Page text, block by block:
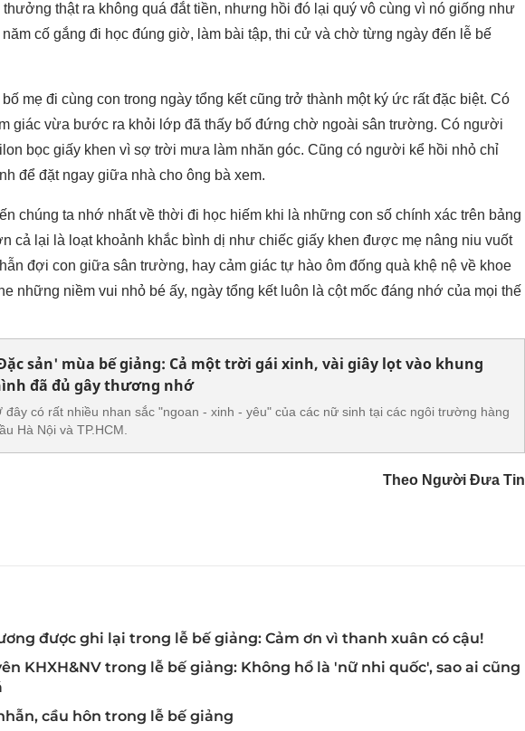
thật ra không quá đắt tiền, nhưng hồi đó lại quý vô cùng vì nó giống như
cố gắng đi học đúng giờ, làm bài tập, thi cử và chờ từng ngày đến lễ bế
mẹ đi cùng con trong ngày tổng kết cũng trở thành một ký ức rất đặc biệt. Có
giác vừa bước ra khỏi lớp đã thấy bố đứng chờ ngoài sân trường. Có người
bọc giấy khen vì sợ trời mưa làm nhăn góc. Cũng có người kể hồi nhỏ chỉ
để đặt ngay giữa nhà cho ông bà xem.
chúng ta nhớ nhất về thời đi học hiếm khi là những con số chính xác trên bảng
cả lại là loạt khoảnh khắc bình dị như chiếc giấy khen được mẹ nâng niu vuốt
đợi con giữa sân trường, hay cảm giác tự hào ôm đống quà khệ nệ về khoe
những niềm vui nhỏ bé ấy, ngày tổng kết luôn là cột mốc đáng nhớ của mọi thế
sản' mùa bế giảng: Cả một trời gái xinh, vài giây lọt vào khung
đã đủ gây thương nhớ
đây có rất nhiều nhan sắc "ngoan - xinh - yêu" của các nữ sinh tại các ngôi trường hàng
Hà Nội và TP.HCM.
Theo Người Đưa Tin
được ghi lại trong lễ bế giảng: Cảm ơn vì thanh xuân có cậu!
KHXH&NV trong lễ bế giảng: Không hổ là 'nữ nhi quốc', sao ai cũng
cầu hôn trong lễ bế giảng